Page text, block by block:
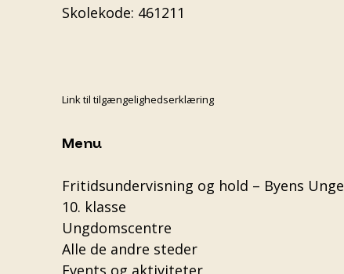
Skolekode: 461211
Link til tilgængelighedserklæring
Menu
Fritidsundervisning og hold – Byens Unge
10. klasse
Ungdomscentre
Alle de andre steder